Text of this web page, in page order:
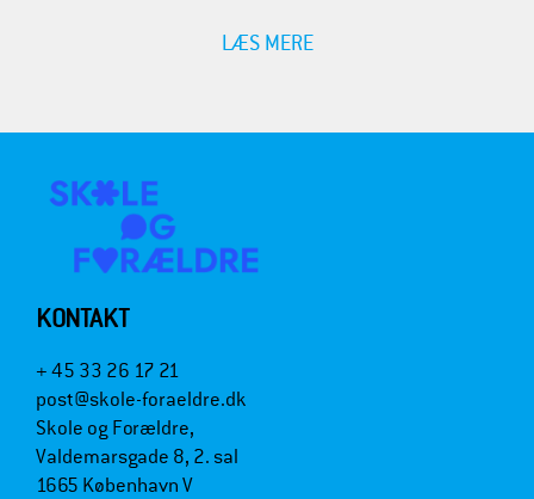
LÆS MERE
KONTAKT
+ 45 33 26 17 21
post@skole-foraeldre.dk
Skole og Forældre,
Valdemarsgade 8, 2. sal
1665 København V